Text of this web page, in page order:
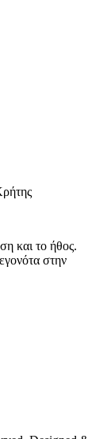
και το ήθος.
στην